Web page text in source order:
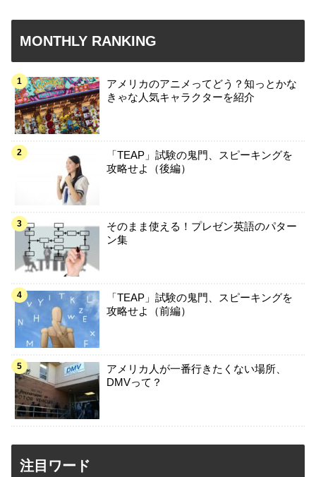
MONTHLY RANKING
アメリカのアニメってどう？知っとかな
きゃな人気キャラクターを紹介
「TEAP」試験の鬼門、スピーキングを
攻略せよ（後編）
そのまま使える！プレゼン英語のパター
ン集
「TEAP」試験の鬼門、スピーキングを
攻略せよ（前編）
アメリカ人が一番行きたくない場所、
DMVって？
注目ワード